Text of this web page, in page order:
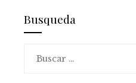
Busqueda